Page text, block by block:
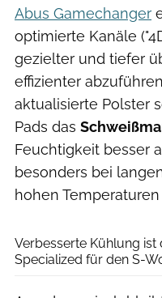
Abus Gamechanger
optimierte Kanäle
gezielter und tiefer
effizienter
aktualisierte Polster
Pads das
Feuchtigkeit besser
besonders bei
hohen
Verbesserte Kühlung
Specialized für den S-